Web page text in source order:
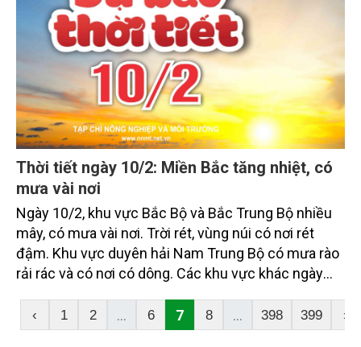
Thời tiết ngày 10/2: Miền Bắc tăng nhiệt, có
mưa vài nơi
Ngày 10/2, khu vực Bắc Bộ và Bắc Trung Bộ nhiều
mây, có mưa vài nơi. Trời rét, vùng núi có nơi rét
đậm. Khu vực duyên hải Nam Trung Bộ có mưa rào
rải rác và có nơi có dông. Các khu vực khác ngày
‹ 1 2 ... 6 7 8 ... 398 399 ›